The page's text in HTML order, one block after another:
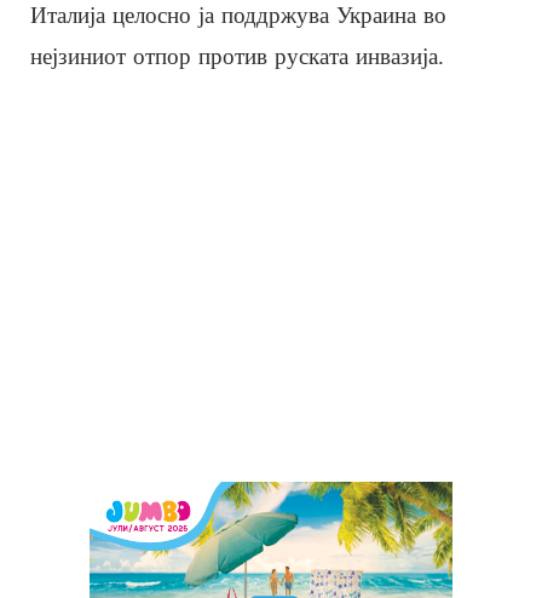
Италија целосно ја поддржува Украина во
нејзиниот отпор против руската инвазија.